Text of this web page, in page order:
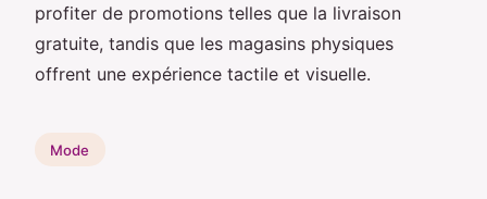
profiter de promotions telles que la livraison
gratuite, tandis que les magasins physiques
offrent une expérience tactile et visuelle.
Mode